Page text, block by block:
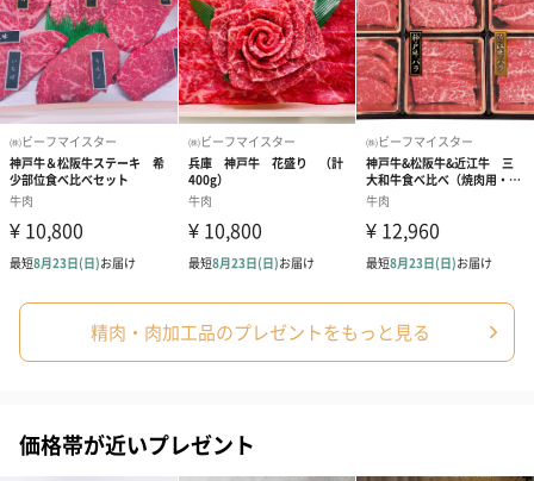
精肉・肉加工品のプレゼントをもっと見る
価格帯が近いプレゼント